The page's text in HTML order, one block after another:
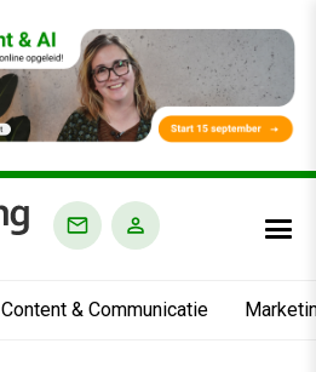
Content & Communicatie